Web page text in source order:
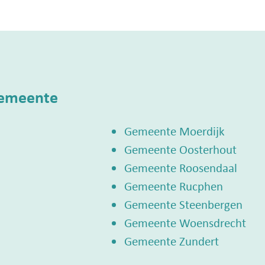
Gemeente Moerdijk
Gemeente Oosterhout
Gemeente Roosendaal
Gemeente Rucphen
Gemeente Steenbergen
Gemeente Woensdrecht
Gemeente Zundert